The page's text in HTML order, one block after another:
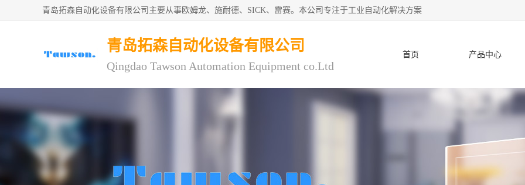
青岛拓森自动化设备有限公司主要从事欧姆龙、施耐德、SICK、雷赛。本公司专注于工业自动化解决方案
青岛拓森自动化设备有限公司
Qingdao Tawson Automation Equipment co.Ltd
首页 产品中心